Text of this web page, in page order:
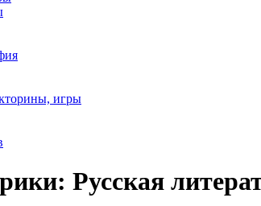
игры
Русская